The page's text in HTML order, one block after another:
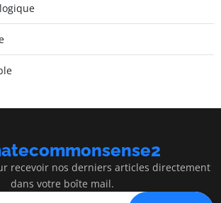
recevoir nos derniers articles directement
dans votre boîte mail.